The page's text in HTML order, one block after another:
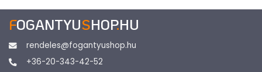
FOGANTYUSHOP.HU
rendeles@fogantyushop.hu
+36-20-343-42-52